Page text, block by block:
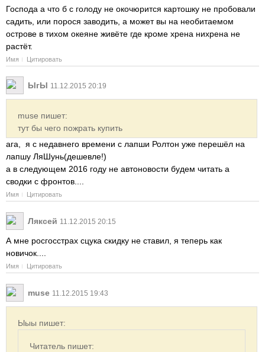
Господа а что б с голоду не окочюрится картошку не пробовали
садить, или порося заводить, а может вы на необитаемом
острове в тихом океяне живёте где кроме хрена нихрена не
растёт.
Имя Цитировать
ЫгЫ 11.12.2015 20:19
muse пишет:
тут бы чего пожрать купить
ага, я с недавнего времени с лапши Ролтон уже перешёл на
лапшу ЛяШунь(дешевле!)
а в следующем 2016 году не автоновости будем читать а
сводки с фронтов....
Имя Цитировать
Ляксей 11.12.2015 20:15
А мне росгосстрах сцука скидку не ставил, я теперь как
новичок....
Имя Цитировать
muse 11.12.2015 19:43
Ыыы пишет:
Читатель пишет: